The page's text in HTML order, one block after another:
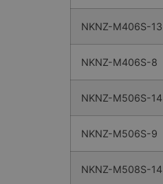
NKNZ-M406S-13
NKNZ-M406S-8
NKNZ-M506S-14
NKNZ-M506S-9
NKNZ-M508S-14